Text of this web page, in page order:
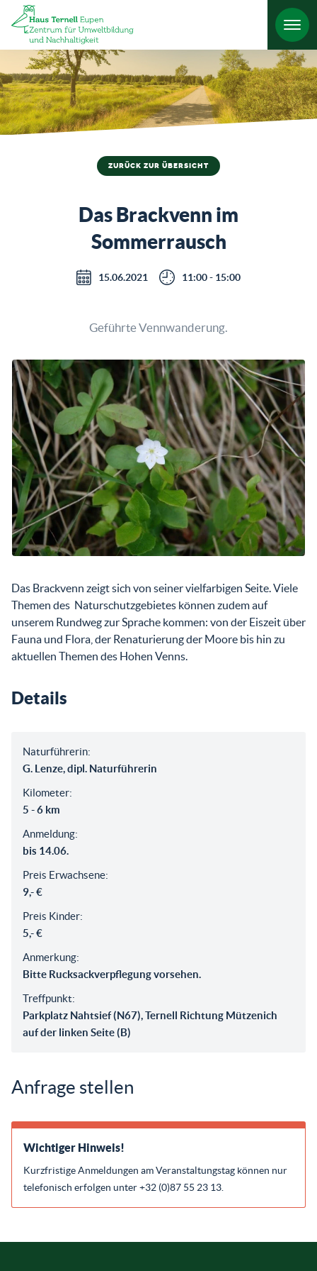
ZURÜCK ZUR ÜBERSICHT
Das Brackvenn im
Sommerrausch
15.06.2021 11:00 - 15:00
Geführte Vennwanderung.
Das Brackvenn zeigt sich von seiner vielfarbigen Seite. Viele
Themen des Naturschutzgebietes können zudem auf
unserem Rundweg zur Sprache kommen: von der Eiszeit über
Fauna und Flora, der Renaturierung der Moore bis hin zu
aktuellen Themen des Hohen Venns.
Details
Naturführerin:
G. Lenze, dipl. Naturführerin
Kilometer:
5 - 6 km
Anmeldung:
bis 14.06.
Preis Erwachsene:
9,- €
Preis Kinder:
5,- €
Anmerkung:
Bitte Rucksackverpflegung vorsehen.
Treffpunkt:
Parkplatz Nahtsief (N67), Ternell Richtung Mützenich
auf der linken Seite (B)
Anfrage stellen
Wichtiger Hinweis!
Kurzfristige Anmeldungen am Veranstaltungstag können nur
telefonisch erfolgen unter +32 (0)87 55 23 13.